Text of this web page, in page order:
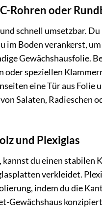
Rohren oder
schnell umsetzbar.
im Boden verankerst,
Gewächshausfolie.
speziellen
eine Tür aus Folie
Salaten, Radieschen
und Plexiglas
du einen stabilen
verkleidet.
indem du die
Gewächshaus